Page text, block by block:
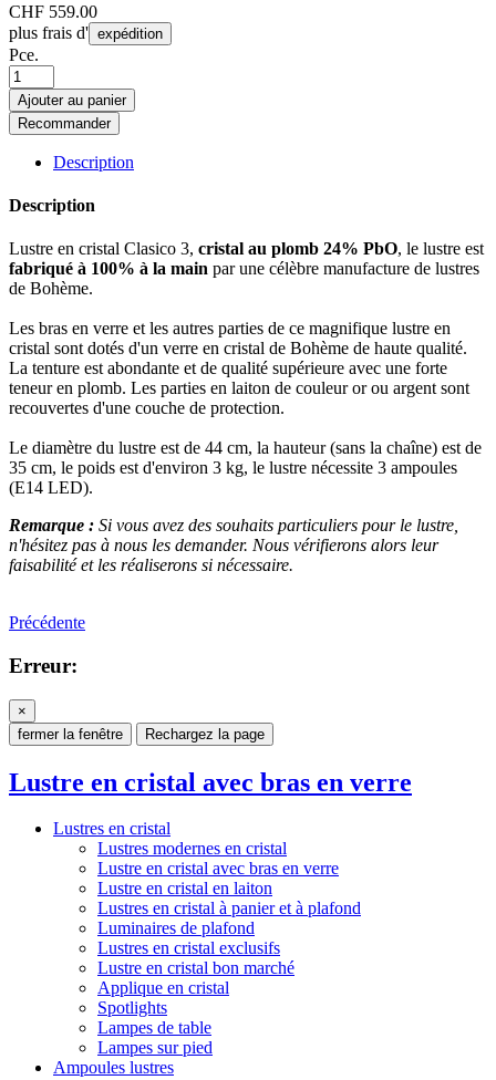
CHF 559.00
plus frais d' expédition
Pce.
Ajouter au panier
Recommander
Description
Description
Lustre en cristal Clasico 3, cristal au plomb 24% PbO, le lustre est
fabriqué à 100% à la main par une célèbre manufacture de lustres
de Bohème.
Les bras en verre et les autres parties de ce magnifique lustre en
cristal sont dotés d'un verre en cristal de Bohème de haute qualité.
La tenture est abondante et de qualité supérieure avec une forte
teneur en plomb. Les parties en laiton de couleur or ou argent sont
recouvertes d'une couche de protection.
Le diamètre du lustre est de 44 cm, la hauteur (sans la chaîne) est de
35 cm, le poids est d'environ 3 kg, le lustre nécessite 3 ampoules
(E14 LED).
Remarque : Si vous avez des souhaits particuliers pour le lustre,
n'hésitez pas à nous les demander. Nous vérifierons alors leur
faisabilité et les réaliserons si nécessaire.
Précédente
Erreur:
×
fermer la fenêtre
Rechargez la page
Lustre en cristal avec bras en verre
Lustres en cristal
Lustres modernes en cristal
Lustre en cristal avec bras en verre
Lustre en cristal en laiton
Lustres en cristal à panier et à plafond
Luminaires de plafond
Lustres en cristal exclusifs
Lustre en cristal bon marché
Applique en cristal
Spotlights
Lampes de table
Lampes sur pied
Ampoules lustres